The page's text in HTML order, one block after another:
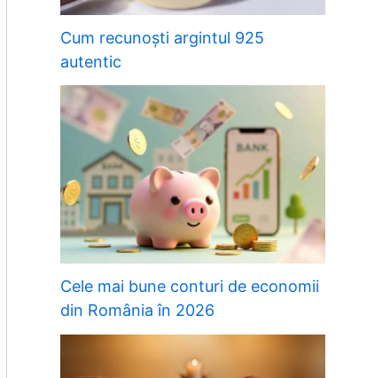
Cum recunoști argintul 925
autentic
Cele mai bune conturi de economii
din România în 2026